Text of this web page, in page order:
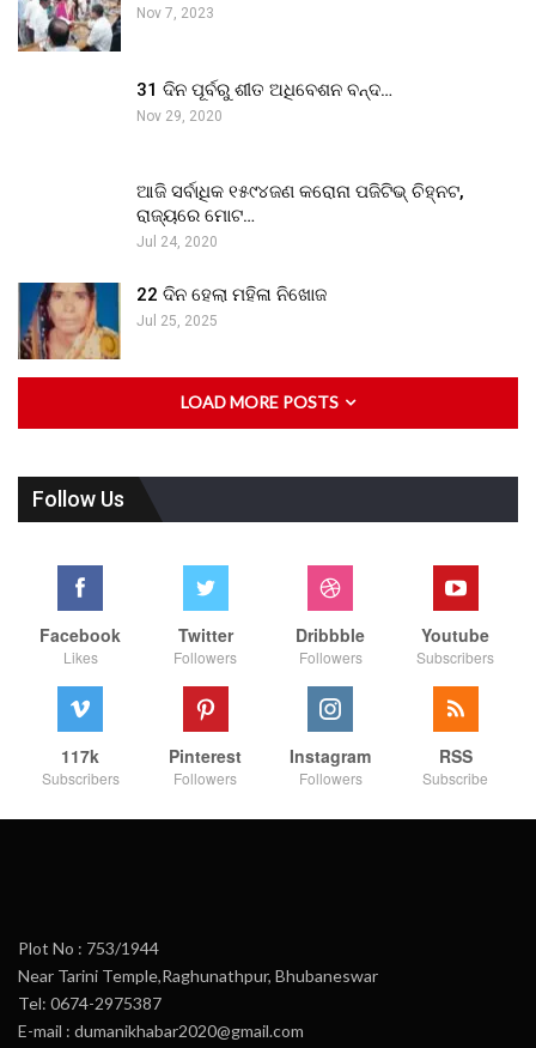
Nov 7, 2023
31 ଦିନ ପୂର୍ବରୁ ଶୀତ ଅଧିବେଶନ ବନ୍ଦ…
Nov 29, 2020
ଆଜି ସର୍ବାଧିକ ୧୫୯୪ଜଣ କରୋନା ପଜିଟିଭ୍ ଚିହ୍ନଟ,
ରାଜ୍ୟରେ ମୋଟ…
Jul 24, 2020
22 ଦିନ ହେଲା ମହିଳା ନିଖୋଜ
Jul 25, 2025
LOAD MORE POSTS
Follow Us
Facebook
Likes
Twitter
Followers
Dribbble
Followers
Youtube
Subscribers
117k
Subscribers
Pinterest
Followers
Instagram
Followers
RSS
Subscribe
Plot No : 753/1944
Near Tarini Temple,Raghunathpur, Bhubaneswar
Tel: 0674-2975387
E-mail : dumanikhabar2020@gmail.com